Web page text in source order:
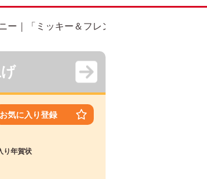
ー｜「ミッキー＆フレンズ」 写真入り年賀状
お気に入り登録
り年賀状